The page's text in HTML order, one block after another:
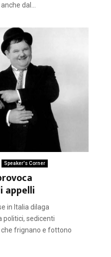
dal...
Speaker's Corner
appelli
in Italia dilaga
politici, sedicenti
frignano e fottono